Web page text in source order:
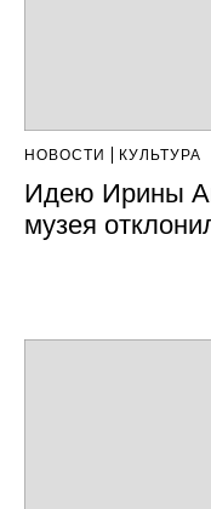
НОВОСТИ КУЛЬТУРА
Идею Ирины
музея